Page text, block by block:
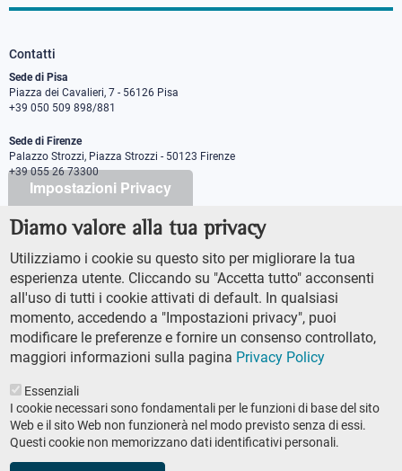
Impostazioni Privacy
Diamo valore alla tua privacy
Utilizziamo i cookie su questo sito per migliorare la tua
esperienza utente. Cliccando su "Accetta tutto" acconsenti
all'uso di tutti i cookie attivati di default. In qualsiasi
momento, accedendo a "Impostazioni privacy", puoi
modificare le preferenze e fornire un consenso controllato,
maggiori informazioni sulla pagina Privacy Policy
Essenziali
I cookie necessari sono fondamentali per le funzioni di base del sito
Web e il sito Web non funzionerà nel modo previsto senza di essi.
Questi cookie non memorizzano dati identificativi personali.
Contatti
Sede di Pisa
Piazza dei Cavalieri, 7 - 56126 Pisa
+39 050 509 898/881
Sede di Firenze
Palazzo Strozzi, Piazza Strozzi - 50123 Firenze
+39 055 26 73300
PEC protocollo@pec.sns.it
Codice Fiscale 8000 5050507
Ufficio comunicazione
Addetto stampa
URP - Ufficio relazioni con il pubblico
Footer
AMMINISTRAZIONE TRASPARENTE